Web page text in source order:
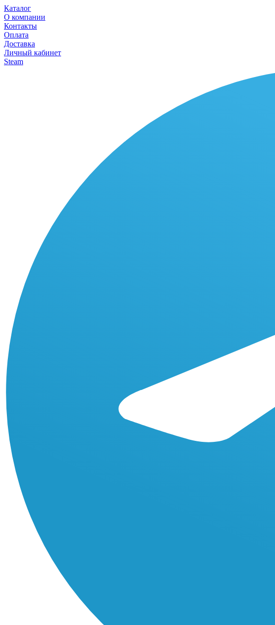
Каталог
О компании
Контакты
Оплата
Доставка
Личный кабинет
Steam